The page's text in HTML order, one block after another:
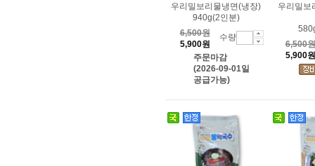
우리밀보리물냉면(냉장)
940g(2인분)
6,500원
5,900원
수량
주문마감
(2026-09-01일
공급가능)
우리밀보
6,500원
5,900원